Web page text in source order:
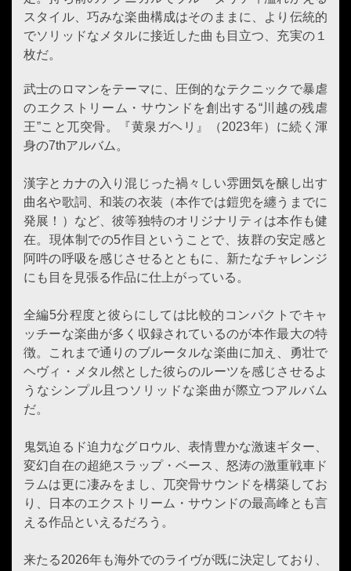
スタイル、巧みな楽曲構成はそのままに、より伝統的
でソリッドなメタルに接近した曲も目立つ、充実の１
枚だ。
武士のロマンをテーマに、圧倒的なテクニックで暴虐
のエクストリーム・サウンドを創出する“川越の残虐
王”こと兀突骨。『黄泉ガヘリ』（2023年）に続く渾
身の7thアルバム。
漢字とカナの入り混じった禍々しい雰囲気を醸し出す
曲名や歌詞、和装の衣装（本作では鎧兜を纏うまでに
発展！）など、彼等独特のオリジナリティは本作も健
在。現体制での5作目ということで、抜群の安定感と
阿吽の呼吸を感じさせるとともに、新たなチャレンジ
にも目を見張る作品に仕上がっている。
全編5分程度と彼らにしては比較的コンパクトでキャ
ッチーな楽曲が多く収録されているのが本作最大の特
徴。これまで通りのブルータルな楽曲に加え、勇壮で
ヘヴィ・メタル然とした彼らのルーツを感じさせるよ
うなシンプル且つソリッドな楽曲が際立つアルバム
だ。
鬼気迫るド迫力なグロウル、表情豊かな激速ギター、
変幻自在の超絶スラップ・ベース、怒涛の激重戦車ド
ラムは更に凄みをまし、兀突骨サウンドを構築してお
り、日本のエクストリーム・サウンドの最高峰とも言
える作品といえるだろう。
来たる2026年も海外でのライヴが既に決定しており、